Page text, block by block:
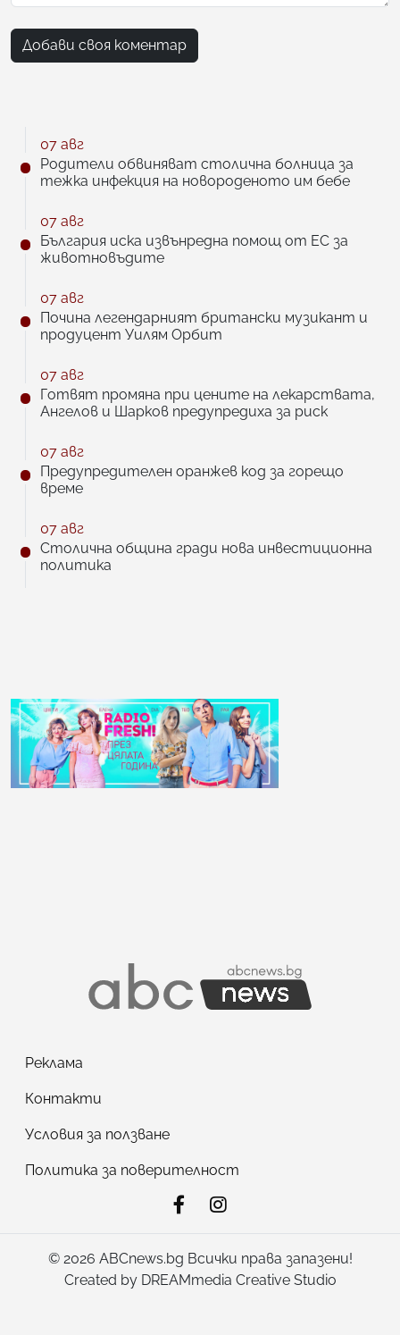
Добави своя коментар
07 авг
Родители обвиняват столична болница за
тежка инфекция на новороденото им бебе
07 авг
България иска извънредна помощ от ЕС за
животновъдите
07 авг
Почина легендарният британски музикант и
продуцент Уилям Орбит
07 авг
Готвят промяна при цените на лекарствата,
Ангелов и Шарков предупредиха за риск
07 авг
Предупредителен оранжев код за горещо
време
07 авг
Столична община гради нова инвестиционна
политика
Реклама
Контакти
Условия за ползване
Политика за поверителност
© 2026 ABCnews.bg Всички права запазени!
Created by DREAMmedia Creative Studio